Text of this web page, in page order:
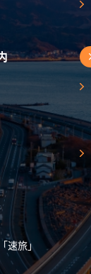
速旅」